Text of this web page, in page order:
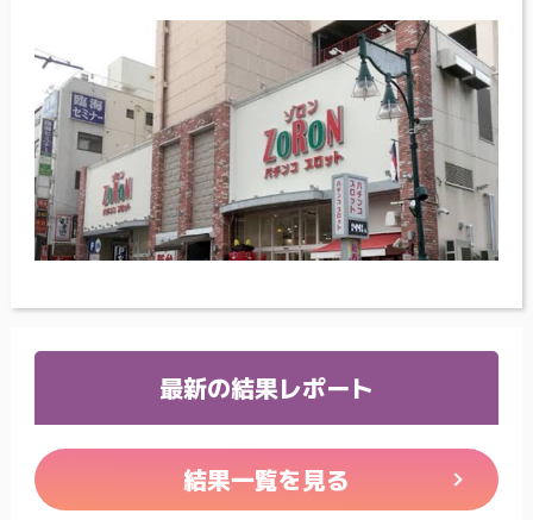
最新の結果レポート
結果一覧を見る